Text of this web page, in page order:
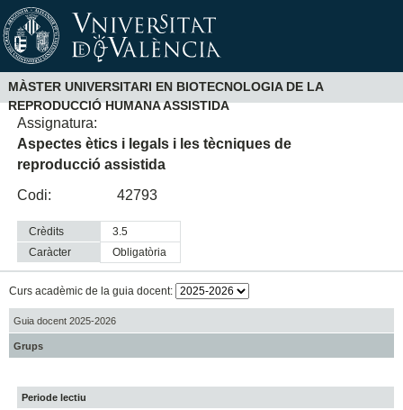
MÀSTER UNIVERSITARI EN BIOTECNOLOGIA DE LA
REPRODUCCIÓ HUMANA ASSISTIDA
Assignatura:
Aspectes ètics i legals i les tècniques de
reproducció assistida
Codi:
42793
Crèdits
3.5
Caràcter
obligatòria
Curs acadèmic de la guia docent:
Guia docent 2025-2026
Grups
Periode lectiu